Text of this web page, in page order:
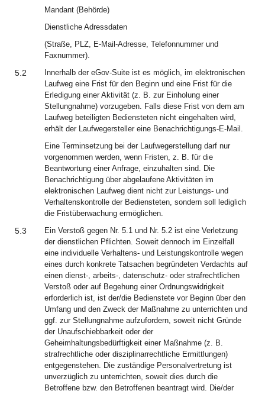
Mandant (Behörde)
Dienstliche Adressdaten
(Straße, PLZ, E-Mail-Adresse, Telefonnummer und
Faxnummer).
5.2
Innerhalb der eGov-Suite ist es möglich, im elektronischen
Laufweg eine Frist für den Beginn und eine Frist für die
Erledigung einer Aktivität (z. B. zur Einholung einer
Stellungnahme) vorzugeben. Falls diese Frist von dem am
Laufweg beteiligten Bediensteten nicht eingehalten wird,
erhält der Laufwegersteller eine Benachrichtigungs-E-Mail.
Eine Terminsetzung bei der Laufwegerstellung darf nur
vorgenommen werden, wenn Fristen, z. B. für die
Beantwortung einer Anfrage, einzuhalten sind. Die
Benachrichtigung über abgelaufene Aktivitäten im
elektronischen Laufweg dient nicht zur Leistungs- und
Verhaltenskontrolle der Bediensteten, sondern soll lediglich
die Fristüberwachung ermöglichen.
5.3
Ein Verstoß gegen Nr. 5.1 und Nr. 5.2 ist eine Verletzung
der dienstlichen Pflichten. Soweit dennoch im Einzelfall
eine individuelle Verhaltens- und Leistungskontrolle wegen
eines durch konkrete Tatsachen begründeten Verdachts auf
einen dienst-, arbeits-, datenschutz- oder strafrechtlichen
Verstoß oder auf Begehung einer Ordnungswidrigkeit
erforderlich ist, ist der/die Bedienstete vor Beginn über den
Umfang und den Zweck der Maßnahme zu unterrichten und
ggf. zur Stellungnahme aufzufordern, soweit nicht Gründe
der Unaufschiebbarkeit oder der
Geheimhaltungsbedürftigkeit einer Maßnahme (z. B.
strafrechtliche oder disziplinarrechtliche Ermittlungen)
entgegenstehen. Die zuständige Personalvertretung ist
unverzüglich zu unterrichten, soweit dies durch die
Betroffene bzw. den Betroffenen beantragt wird. Die/der